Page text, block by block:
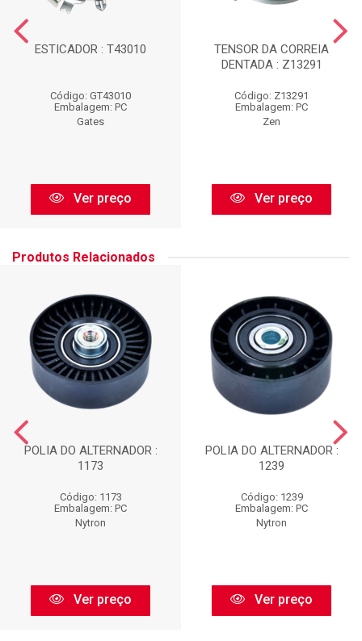
ESTICADOR : T43010
Código: GT43010
Embalagem: PC
Gates
Ver preço
TENSOR DA CORREIA
DENTADA : Z13291
Código: Z13291
Embalagem: PC
Zen
Ver preço
Produtos Relacionados
POLIA DO ALTERNADOR :
1173
Código: 1173
Embalagem: PC
Nytron
Ver preço
POLIA DO ALTERNADOR :
1239
Código: 1239
Embalagem: PC
Nytron
Ver preço